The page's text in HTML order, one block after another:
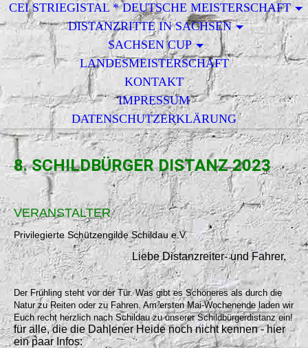
CEI STRIEGISTAL * DEUTSCHE MEISTERSCHAFT
DISTANZRITTE IN SACHSEN
SACHSEN CUP
LANDESMEISTERSCHAFT
KONTAKT
IMPRESSUM
DATENSCHUTZERKLÄRUNG
8. SCHILDBÜRGER DISTANZ 2023
VERANSTALTER
Privilegierte Schützengilde Schildau e.V.
Liebe Distanzreiter- und Fahrer,
Der Frühling steht vor der Tür. Was gibt es Schöneres als durch die
Natur zu Reiten oder zu Fahren. Am ersten Mai-Wochenende laden wir
Euch recht herzlich nach Schildau zu unserer Schildbürgerdistanz ein!
für alle, die die Dahlener Heide noch nicht kennen - hier
ein paar Infos: